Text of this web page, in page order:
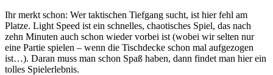
Ihr merkt schon: Wer taktischen Tiefgang sucht, ist hier fehl am
Platze. Light Speed ist ein schnelles, chaotisches Spiel, das nach
zehn Minuten auch schon wieder vorbei ist (wobei wir selten nur
eine Partie spielen – wenn die Tischdecke schon mal aufgezogen
ist…). Daran muss man schon Spaß haben, dann findet man hier ein
tolles Spielerlebnis.